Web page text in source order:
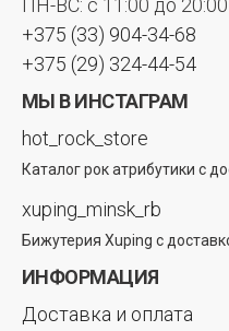
ПН-ВС: с 11:00 до 20:00
+375 (33) 904-34-68
+375 (29) 324-44-54
МЫ В ИНСТАГРАМ
hot_rock_store
Каталог рок атрибутики с
xuping_minsk_rb
Бижутерия Xuping с
ИНФОРМАЦИЯ
Доставка и оплата